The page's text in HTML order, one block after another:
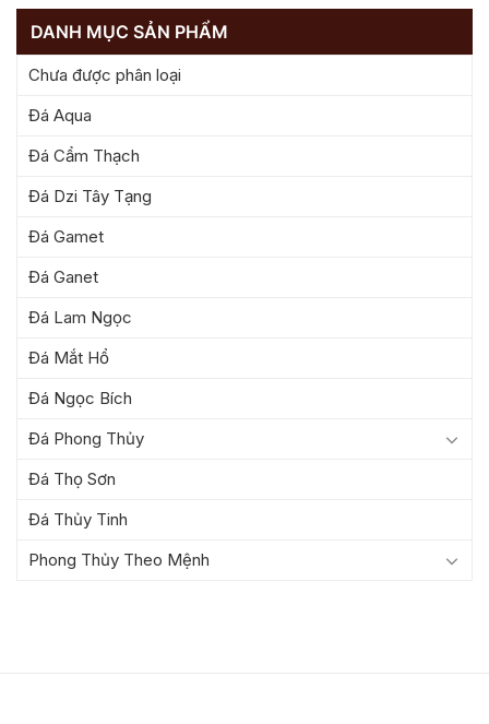
DANH MỤC SẢN PHẨM
Chưa được phân loại
Đá Aqua
Đá Cẩm Thạch
Đá Dzi Tây Tạng
Đá Gamet
Đá Ganet
Đá Lam Ngọc
Đá Mắt Hổ
Đá Ngọc Bích
Đá Phong Thủy
Đá Thọ Sơn
Đá Thủy Tinh
Phong Thủy Theo Mệnh